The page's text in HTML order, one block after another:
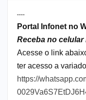
----
Portal Infonet no
Receba no
Acesse o link
ter acesso a
https://